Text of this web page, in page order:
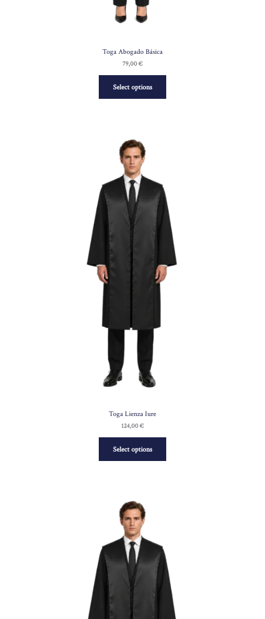
Toga Abogado Básica
79,00€
Select options
Toga Lienza Iure
124,00€
Select options